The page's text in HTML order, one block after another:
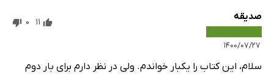
صدیقه
۱۴۰۰/۰۷/۲۷
11
0
سلام، این کتاب را یکبار خواندم. ولی در نظر دارم برای بار دوم